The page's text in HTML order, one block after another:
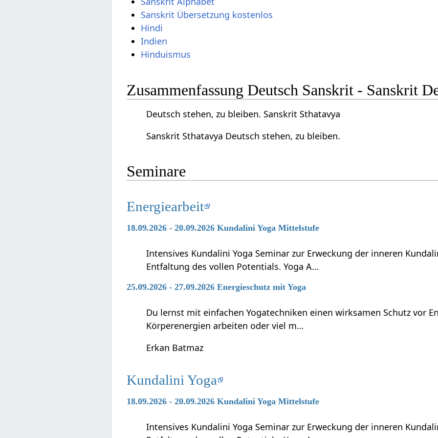
Sanskrit Übersetzung kostenlos
Hindi
Indien
Hinduismus
Zusammenfassung Deutsch Sanskrit - Sanskrit
Deutsch stehen, zu bleiben. Sanskrit Sthatavya
Sanskrit Sthatavya Deutsch stehen, zu bleiben.
Seminare
Energiearbeit
18.09.2026 - 20.09.2026 Kundalini Yoga Mittelstufe
Intensives Kundalini Yoga Seminar zur Erweckung der inneren
Entfaltung des vollen Potentials. Yoga A…
25.09.2026 - 27.09.2026 Energieschutz mit Yoga
Du lernst mit einfachen Yogatechniken einen wirksamen Schutz vor
Körperenergien arbeiten oder viel m…
Erkan Batmaz
Kundalini Yoga
18.09.2026 - 20.09.2026 Kundalini Yoga Mittelstufe
Intensives Kundalini Yoga Seminar zur Erweckung der inneren